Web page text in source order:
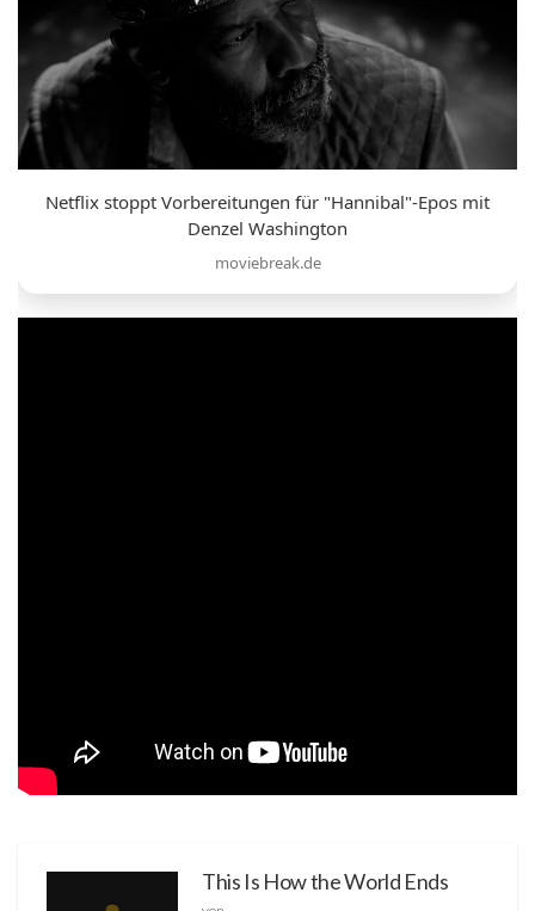
Netflix stoppt Vorbereitungen für "Hannibal"-Epos mit
Denzel Washington
moviebreak.de
This Is How the World Ends